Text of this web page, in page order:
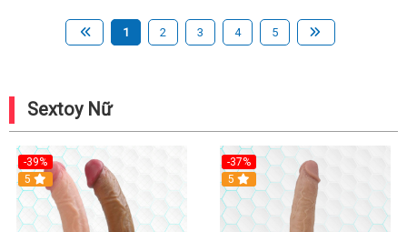
1 2 3 4 5
Sextoy Nữ
-39%
Hot
5
-37%
5